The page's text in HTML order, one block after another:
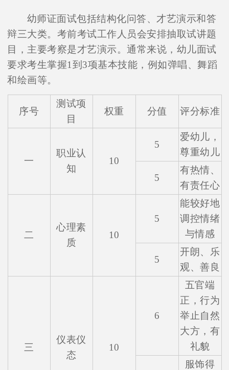
幼师证面试包括结构化问答、才艺演示和答
辩三大类。考前考试工作人员会安排抽取试讲题
目，主要考察是才艺演示。通常来说，幼儿面试
要求考生掌握1到3项基本技能，例如弹唱、舞蹈
和绘画等。
序号
测试项
目
权重 分值 评分标准
一
职业认
知
10
5
爱幼儿，
尊重幼儿
5
有热情、
有责任心
二
心理素
质
10
5
能较好地
调控情绪
与情感
5
开朗、乐
观、善良
三
仪表仪
态
10
6
五官端
正，行为
举止自然
大方，有
礼貌
服饰得
在线咨询